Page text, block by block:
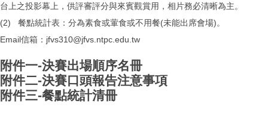
台上之投影幕上，供評審評分與來賓觀賞用，相片務必清晰為主。
(2) 餐點統計表：分為素食或葷食或不用餐(未能出席會場)。
Email信箱：jfvs310@jfvs.ntpc.edu.tw
附件一-決賽出場順序名冊
附件二-決賽口頭報告注意事項
附件三-餐點統計清冊